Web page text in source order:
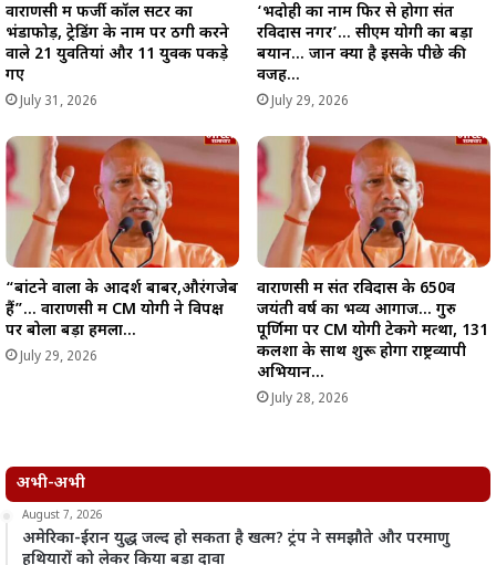
वाराणसी में फर्जी कॉल सेंटर का
भंडाफोड़, ट्रेडिंग के नाम पर ठगी करने
वाले 21 युवतियां और 11 युवक पकड़े
गए
July 31, 2026
‘भदोही का नाम फिर से होगा संत
रविदास नगर’… सीएम योगी का बड़ा
बयान… जानें क्या है इसके पीछे की
वजह…
July 29, 2026
“बांटने वालों के आदर्श बाबर,औरंगजेब
हैं”… वाराणसी में CM योगी ने विपक्ष
पर बोला बड़ा हमला…
July 29, 2026
वाराणसी में संत रविदास के 650वें
जयंती वर्ष का भव्य आगाज… गुरु
पूर्णिमा पर CM योगी टेकेंगे मत्था, 131
कलशों के साथ शुरू होगा राष्ट्रव्यापी
अभियान…
July 28, 2026
अभी-अभी
August 7, 2026
अमेरिका-ईरान युद्ध जल्द हो सकता है खत्म? ट्रंप ने समझौते और परमाणु
हथियारों को लेकर किया बड़ा दावा